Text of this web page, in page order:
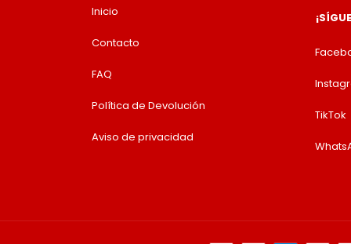
Inicio
Contacto
FAQ
Política de Devolución
Aviso de privacidad
TikTok